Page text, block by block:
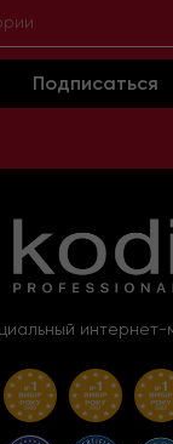
Подписаться
интернет-